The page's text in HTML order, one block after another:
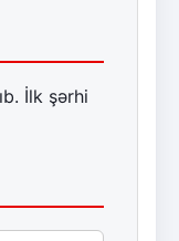
İlk şərhi